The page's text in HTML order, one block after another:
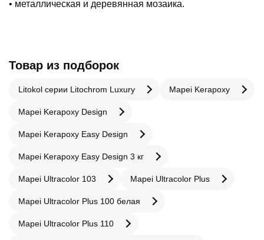
• металлическая и деревянная мозаика.
Товар из подборок
Litokol серии Litochrom Luxury Mapei Kerapoxy
Mapei Kerapoxy Design
Mapei Kerapoxy Easy Design
Mapei Kerapoxy Easy Design 3 кг
Mapei Ultracolor 103 Mapei Ultracolor Plus
Mapei Ultracolor Plus 100 белая
Mapei Ultracolor Plus 110